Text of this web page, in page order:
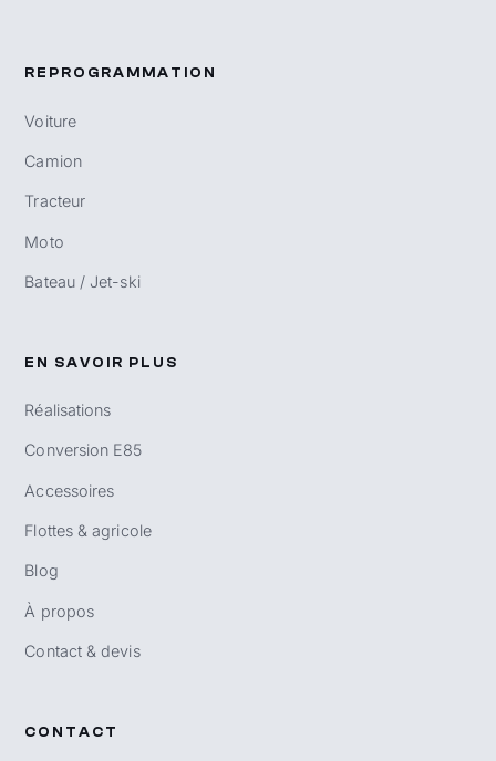
REPROGRAMMATION
Voiture
Camion
Tracteur
Moto
Bateau / Jet-ski
EN SAVOIR PLUS
Réalisations
Conversion E85
Accessoires
Flottes & agricole
Blog
À propos
Contact & devis
CONTACT